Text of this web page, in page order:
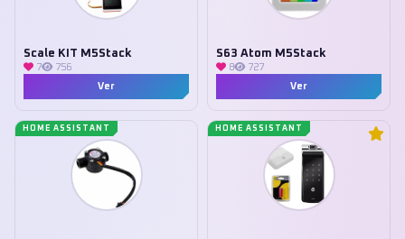
Scale KIT M5Stack
7
756
Ver
S63 Atom M5Stack
8
727
Ver
HOME ASSISTANT HOME ASSISTANT